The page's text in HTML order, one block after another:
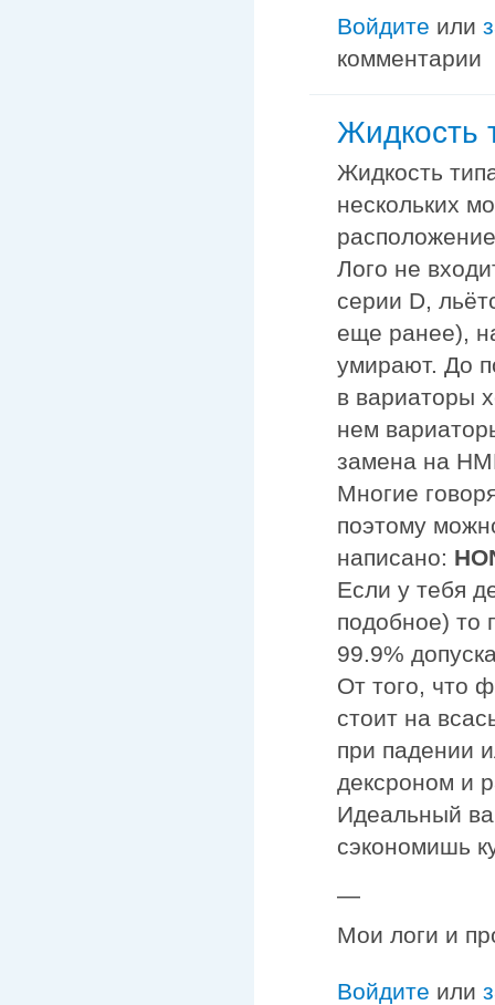
Войдите или
комментарии
Жидкость
Жидкость
нескольких
Лого не
серии D,
еще ранее),
умирают. До
в вариаторы
нем
замена на
Многие
поэтому
написано:
Если у тебя
подобное) то
99.9%
От того, что
стоит на
при падении
дексроном и
Идеальный
сэкономишь
—
Мои логи и
Войдите или